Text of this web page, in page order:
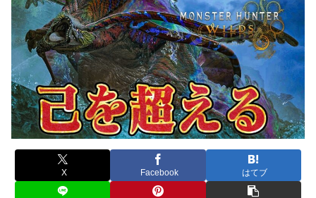
X Facebook はてブ